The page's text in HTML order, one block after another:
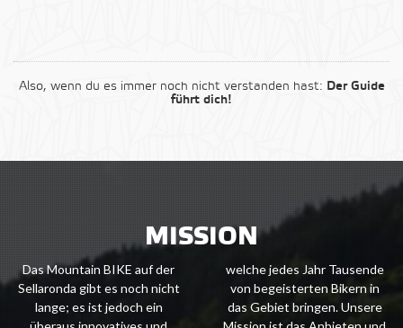
Also, wenn du es immer noch nicht verstanden hast: Der Guide
führt dich!
MISSION
Das Mountain BIKE auf der
Sellaronda gibt es noch nicht
lange; es ist jedoch ein
welche jedes Jahr Tausende
von begeisterten Bikern in
das Gebiet bringen. Unsere